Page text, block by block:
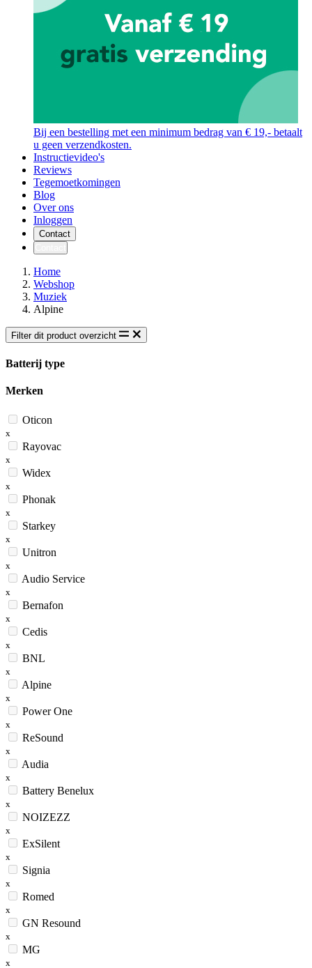
Bij een bestelling met een minimum bedrag van € 19,- betaalt
u geen verzendkosten.
Instructievideo's
Reviews
Tegemoetkomingen
Blog
Over ons
Inloggen
Contact
Home
Webshop
Muziek
Alpine
Filter dit product overzicht
Batterij type
Merken
Oticon
x
Rayovac
x
Widex
x
Phonak
x
Starkey
x
Unitron
x
Audio Service
x
Bernafon
x
Cedis
x
BNL
x
Alpine
x
Power One
x
ReSound
x
Audia
x
Battery Benelux
x
NOIZEZZ
x
ExSilent
x
Signia
x
Romed
x
GN Resound
x
MG
x